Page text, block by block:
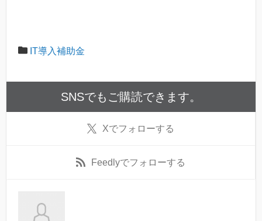
IT導入補助金
SNSでもご購読できます。
Xでフォローする
Feedlyでフォローする